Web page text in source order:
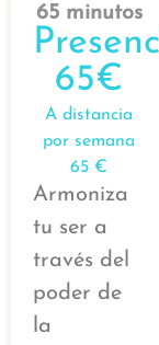
65 minutos
65€
A distancia
por semana
65 €
Armoniza
tu ser a
través del
poder de
la